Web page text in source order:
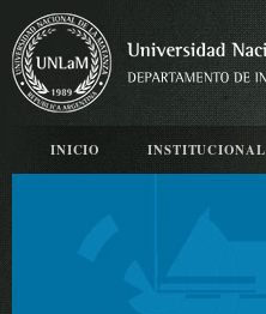
INICIO INSTITUCIONAL